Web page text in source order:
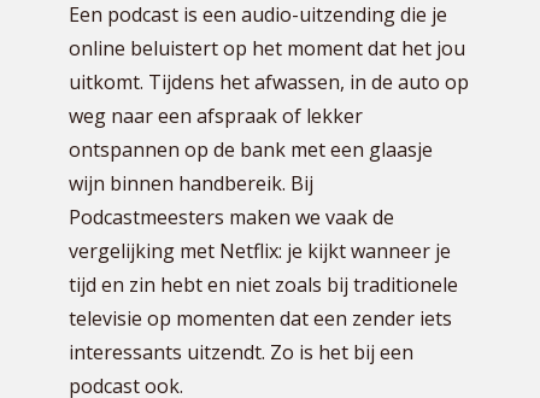
Een podcast is een audio-uitzending die je
online beluistert op het moment dat het jou
uitkomt. Tijdens het afwassen, in de auto op
weg naar een afspraak of lekker
ontspannen op de bank met een glaasje
wijn binnen handbereik. Bij
Podcastmeesters maken we vaak de
vergelijking met Netflix: je kijkt wanneer je
tijd en zin hebt en niet zoals bij traditionele
televisie op momenten dat een zender iets
interessants uitzendt. Zo is het bij een
podcast ook.